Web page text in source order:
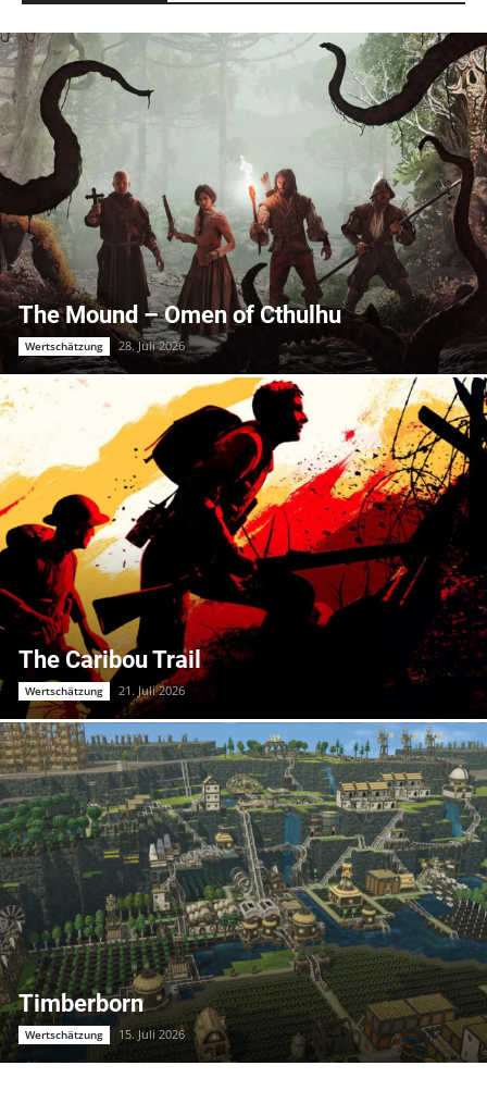
The Mound – Omen of Cthulhu
Wertschätzung 28. Juli 2026
The Caribou Trail
Wertschätzung 21. Juli 2026
Timberborn
Wertschätzung 15. Juli 2026